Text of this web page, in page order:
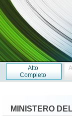
Atto
Completo
MINISTERO